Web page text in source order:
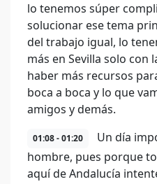
lo tenemos súper
solucionar ese tema
del trabajo igual, lo
más en Sevilla solo con
haber más recursos
boca a boca y lo que
amigos y demás.
01:08 - 01:20
Un día
hombre, pues porque
aquí de Andalucía